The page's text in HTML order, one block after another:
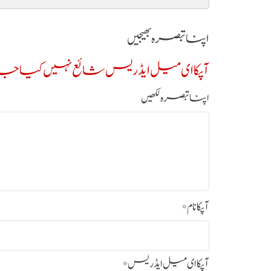
اپنا تبصرہ بھیجیں
آپکا ای میل ایڈریس شائع نہیں کیا
اپنا تبصرہ لکھیں
آپکا نام*
آپکا ای میل ایڈریس*